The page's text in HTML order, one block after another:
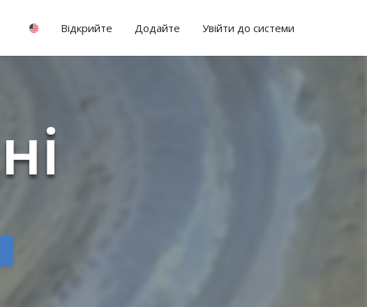
Відкрийте Додайте Увійти до системи